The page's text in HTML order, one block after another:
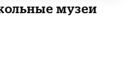
музеи